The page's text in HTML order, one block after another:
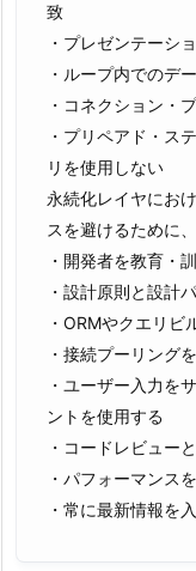
致
・プレゼンテーシ
・ループ内でのデ
・コネクション・
・プリペアド・ス
リを使用しない
永続化レイヤにお
スを避けるために
・開発者を教育・
・設計原則と設計
・ORMやクエリビ
・接続プーリング
・ユーザー入力を
ントを使用する
・コードレビュー
・パフォーマンス
・常に最新情報を